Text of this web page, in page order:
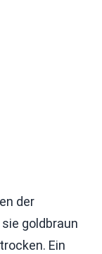
der
goldbraun
Ein